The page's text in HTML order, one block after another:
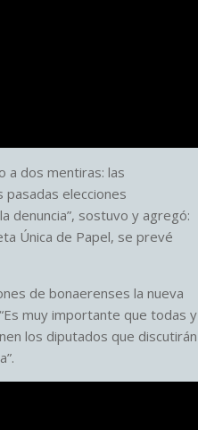
a dos mentiras: las
pasadas elecciones
denuncia”, sostuvo y agregó:
Única de Papel, se prevé
de bonaerenses la nueva
muy importante que todas y
los diputados que discutirán